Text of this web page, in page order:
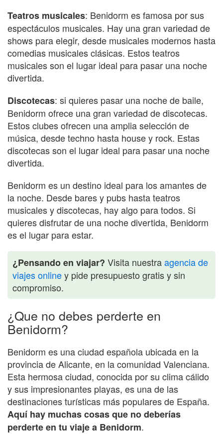
Teatros musicales: Benidorm es famosa por sus
espectáculos musicales. Hay una gran variedad de
shows para elegir, desde musicales modernos hasta
comedias musicales clásicas. Estos teatros
musicales son el lugar ideal para pasar una noche
divertida.
Discotecas: si quieres pasar una noche de baile,
Benidorm ofrece una gran variedad de discotecas.
Estos clubes ofrecen una amplia selección de
música, desde techno hasta house y rock. Estas
discotecas son el lugar ideal para pasar una noche
divertida.
Benidorm es un destino ideal para los amantes de
la noche. Desde bares y pubs hasta teatros
musicales y discotecas, hay algo para todos. Si
quieres disfrutar de una noche divertida, Benidorm
es el lugar para estar.
¿Pensando en viajar? Visita nuestraagencia de
viajes onliney pide presupuesto gratis y sin
compromiso.
¿Que no debes perderte en
Benidorm?
Benidorm es una ciudad española ubicada en la
provincia de Alicante, en la comunidad Valenciana.
Esta hermosa ciudad, conocida por su clima cálido
y sus impresionantes playas, es una de las
destinaciones turísticas más populares de España.
Aquí hay muchas cosas que no deberías
perderte en tu viaje a Benidorm.